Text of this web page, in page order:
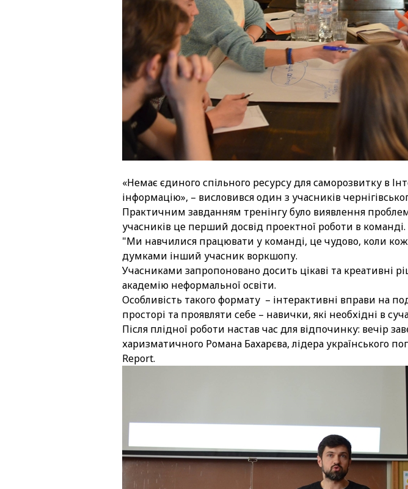
«Немає єдиного спільного ресурсу для саморозвитку в
інформацію», – висловився один з учасників
Практичним завданням тренінгу було виявлення
учасників це перший досвід проектної роботи в команді.
"Ми навчилися працювати у команді, це чудово, коли
думками інший учасник воркшопу.
Учасниками запропоновано досить цікаві та креативні
академію неформальної освіти.
Особливість такого формату – інтерактивні вправи на
просторі та проявляти себе – навички, які необхідні в
Після плідної роботи настав час для відпочинку: вечір
харизматичного Романа Бахарєва, лідера українського
Report.